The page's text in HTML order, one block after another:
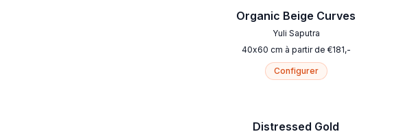
Organic Beige Curves
Yuli Saputra
40x60 cm à partir de €181,-
Configurer
Distressed Gold